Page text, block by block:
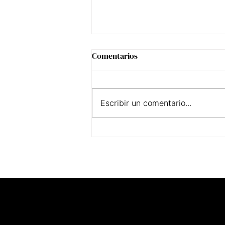
Comentarios
Escribir un comentario...